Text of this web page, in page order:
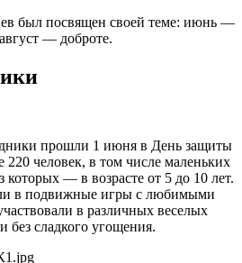
был посвящен своей теме: июнь —
— доброте.
прошли 1 июня в День защиты
220 человек, в том числе маленьких
— в возрасте от 5 до 10 лет.
в подвижные игры с любимыми
в различных веселых
без сладкого угощения.